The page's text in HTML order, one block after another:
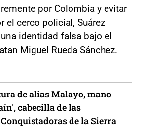
por Colombia y evitar
el cerco policial, Suárez
identidad falsa bajo el
Miguel Rueda Sánchez.
de alias Malayo, mano
cabecilla de las
de la Sierra